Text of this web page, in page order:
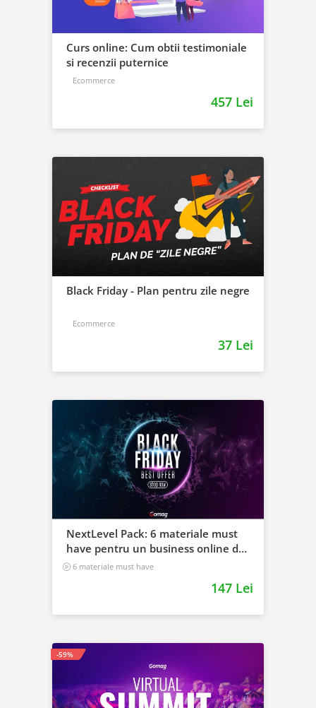
Curs online: Cum obtii testimoniale
si recenzii puternice
Ecommerce
457 Lei
Black Friday - Plan pentru zile negre
Ecommerce
37 Lei
NextLevel Pack: 6 materiale must
have pentru un business online de
viitor
6 materiale must have
147 Lei
-59%